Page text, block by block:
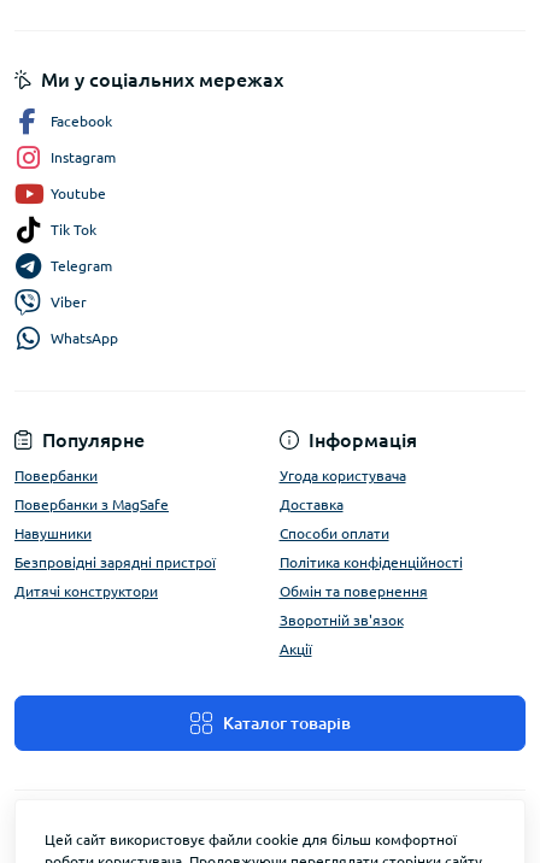
Популярне
Повербанки
Повербанки з MagSafe
Навушники
Безпровідні зарядні пристрої
Дитячі конструктори
Інформація
Угода користувача
Доставка
Способи оплати
Політика конфіденційності
Обмін та повернення
Зворотній зв'язок
Акції
Каталог товарів
Ми у соціальних мережах
Facebook
Instagram
Youtube
Tik Tok
Telegram
Viber
WhatsApp
Цей сайт використовує файли cookie для більш комфортної